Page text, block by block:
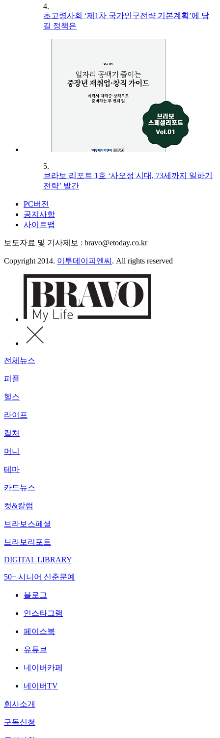
4.
초고령사회 ‘제1차 국가인구전략 기본계획’에 담
길 정책은
5.
브라보 리포트 1호 ‘사오정 시대, 73세까지 일하기
전략’ 발간
PC버전
공지사항
사이트맵
보도자료 및 기사제보 : bravo@etoday.co.kr
Copyright 2014. 이투데이피엔씨 . All rights reserved
전체뉴스
피플
헬스
라이프
컬처
머니
테마
카드뉴스
컷&칼럼
브라보스페셜
브라보리포트
DIGITAL LIBRARY
50+ 시니어 신춘문예
블로그
인스타그램
페이스북
유튜브
네이버카페
네이버TV
회사소개
구독신청